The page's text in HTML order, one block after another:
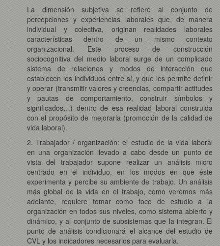
La dimensión subjetiva se refiere al conjunto de
percepciones y experiencias laborales que, de manera
individual y colectiva, originan realidades laborales
características dentro de un mismo contexto
organizacional. Este proceso de construcción
sociocognitiva del medio laboral surge de un complicado
sistema de relaciones y modos de interacción que
establecen los individuos entre sí, y que les permite definir
y operar (transmitir valores y creencias, compartir actitudes
y pautas de comportamiento, construir símbolos y
significados…) dentro de esa realidad laboral construida
con el propósito de mejorarla (promoción de la calidad de
vida laboral).
2. Trabajador / organización: el estudio de la vida laboral
en una organización llevado a cabo desde un punto de
vista del trabajador supone realizar un análisis micro
centrado en el individuo, en los modos en que éste
experimenta y percibe su ambiente de trabajo. Un análisis
más global de la vida en el trabajo, como veremos más
adelante, requiere tomar como foco de estudio a la
organización en todos sus niveles, como sistema abierto y
dinámico, y al conjunto de subsistemas que la integran. El
punto de análisis condicionará el alcance del estudio de
CVL y los indicadores necesarios para evaluarla.